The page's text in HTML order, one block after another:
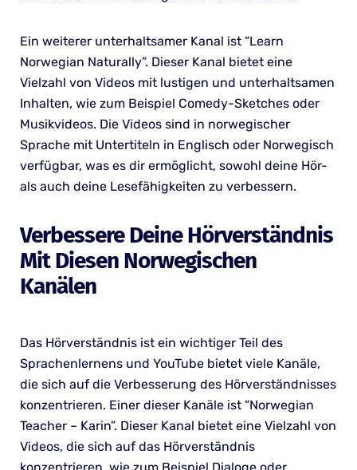
Ein weiterer unterhaltsamer Kanal ist “Learn
Norwegian Naturally”. Dieser Kanal bietet eine
Vielzahl von Videos mit lustigen und unterhaltsamen
Inhalten, wie zum Beispiel Comedy-Sketches oder
Musikvideos. Die Videos sind in norwegischer
Sprache mit Untertiteln in Englisch oder Norwegisch
verfügbar, was es dir ermöglicht, sowohl deine Hör-
als auch deine Lesefähigkeiten zu verbessern.
Verbessere Deine Hörverständnis
Mit Diesen Norwegischen
Kanälen
Das Hörverständnis ist ein wichtiger Teil des
Sprachenlernens und YouTube bietet viele Kanäle,
die sich auf die Verbesserung des Hörverständnisses
konzentrieren. Einer dieser Kanäle ist “Norwegian
Teacher – Karin”. Dieser Kanal bietet eine Vielzahl von
Videos, die sich auf das Hörverständnis
konzentrieren, wie zum Beispiel Dialoge oder